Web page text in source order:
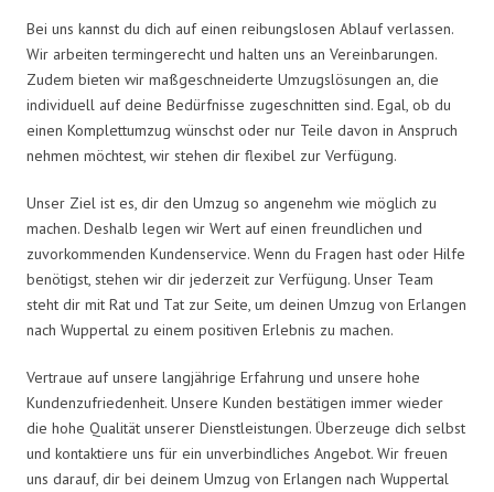
Bei uns kannst du dich auf einen reibungslosen Ablauf verlassen.
Wir arbeiten termingerecht und halten uns an Vereinbarungen.
Zudem bieten wir maßgeschneiderte Umzugslösungen an, die
individuell auf deine Bedürfnisse zugeschnitten sind. Egal, ob du
einen Komplettumzug wünschst oder nur Teile davon in Anspruch
nehmen möchtest, wir stehen dir flexibel zur Verfügung.
Unser Ziel ist es, dir den Umzug so angenehm wie möglich zu
machen. Deshalb legen wir Wert auf einen freundlichen und
zuvorkommenden Kundenservice. Wenn du Fragen hast oder Hilfe
benötigst, stehen wir dir jederzeit zur Verfügung. Unser Team
steht dir mit Rat und Tat zur Seite, um deinen Umzug von Erlangen
nach Wuppertal zu einem positiven Erlebnis zu machen.
Vertraue auf unsere langjährige Erfahrung und unsere hohe
Kundenzufriedenheit. Unsere Kunden bestätigen immer wieder
die hohe Qualität unserer Dienstleistungen. Überzeuge dich selbst
und kontaktiere uns für ein unverbindliches Angebot. Wir freuen
uns darauf, dir bei deinem Umzug von Erlangen nach Wuppertal